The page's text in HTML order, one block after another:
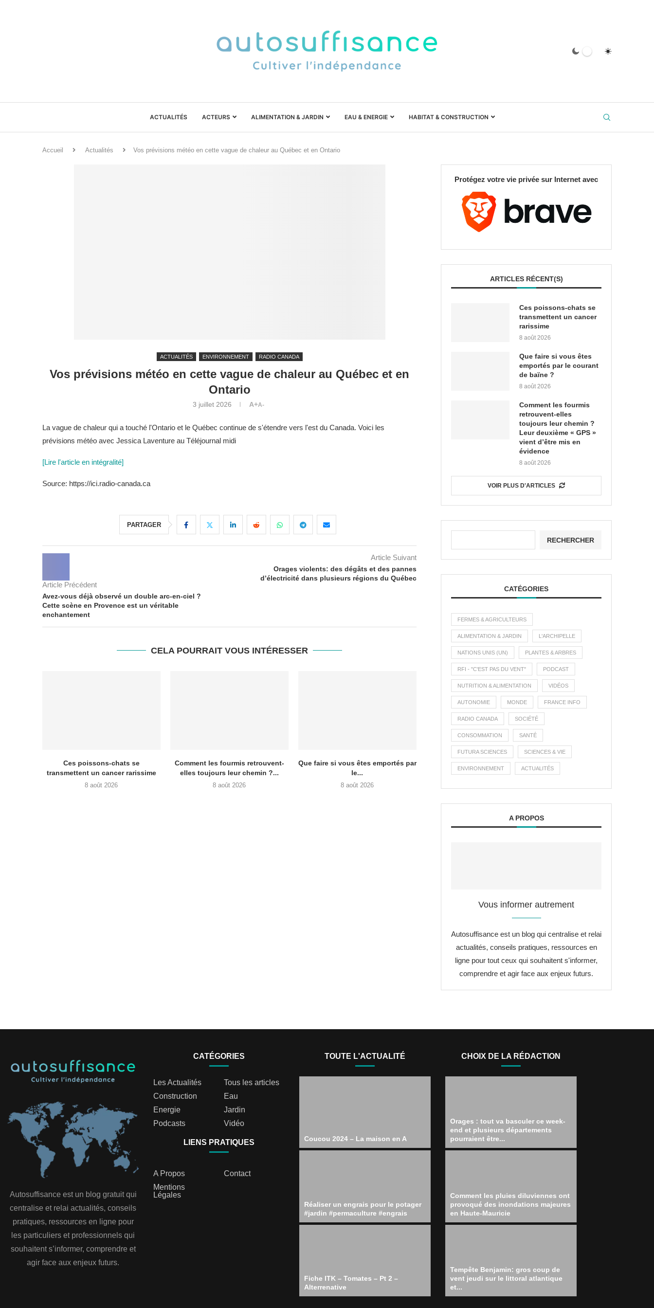
ACTUALITÉS ACTEURS ALIMENTATION & JARDIN EAU & ENERGIE HABITAT & CONSTRUCTION
Accueil Actualités Vos prévisions météo en cette vague de chaleur au Québec et en Ontario
ACTUALITÉS ENVIRONNEMENT RADIO CANADA
Vos prévisions météo en cette vague de chaleur au Québec et en
Ontario
3 juillet 2026 A+A-
La vague de chaleur qui a touché l'Ontario et le Québec continue de s'étendre vers l'est du Canada. Voici les
prévisions météo avec Jessica Laventure au Téléjournal midi
[Lire l'article en intégralité]
Source: https://ici.radio-canada.ca
PARTAGER
Article Précédent
Avez-vous déjà observé un double arc-en-ciel ?
Cette scène en Provence est un véritable
enchantement
Article Suivant
Orages violents: des dégâts et des pannes
d’électricité dans plusieurs régions du Québec
CELA POURRAIT VOUS INTÉRESSER
Ces poissons-chats se
transmettent un cancer rarissime
8 août 2026
Comment les fourmis retrouvent-
elles toujours leur chemin ?...
8 août 2026
Que faire si vous êtes emportés par
le...
8 août 2026
Protégez votre vie privée sur Internet avec
ARTICLES RÉCENT(S)
Ces poissons-chats se
transmettent un cancer
rarissime
8 août 2026
Que faire si vous êtes
emportés par le courant
de baïne ?
8 août 2026
Comment les fourmis
retrouvent-elles
toujours leur chemin ?
Leur deuxième « GPS »
vient d’être mis en
évidence
8 août 2026
VOIR PLUS D'ARTICLES
RECHERCHER
CATÉGORIES
FERMES & AGRICULTEURS
ALIMENTATION & JARDIN L'ARCHIPELLE
NATIONS UNIS (UN) PLANTES & ARBRES
RFI - "C'EST PAS DU VENT" PODCAST
NUTRITION & ALIMENTATION VIDÉOS
AUTONOMIE MONDE FRANCE INFO
RADIO CANADA SOCIÉTÉ
CONSOMMATION SANTÉ
FUTURA SCIENCES SCIENCES & VIE
ENVIRONNEMENT ACTUALITÉS
A PROPOS
Vous informer autrement
Autosuffisance est un blog qui centralise et relai
actualités, conseils pratiques, ressources en
ligne pour tout ceux qui souhaitent s'informer,
comprendre et agir face aux enjeux futurs.
Autosuffisance est un blog gratuit qui
centralise et relai actualités, conseils
pratiques, ressources en ligne pour
les particuliers et professionnels qui
souhaitent s’informer, comprendre et
agir face aux enjeux futurs.
CATÉGORIES
Les Actualités
Tous les articles
Construction
Eau
Energie
Jardin
Podcasts
Vidéo
LIENS PRATIQUES
A Propos
Contact
Mentions
Légales
TOUTE L'ACTUALITÉ
Coucou 2024 – La maison en A
Réaliser un engrais pour le potager
#jardin #permaculture #engrais
Fiche ITK – Tomates – Pt 2 –
Alterrenative
CHOIX DE LA RÉDACTION
Orages : tout va basculer ce week-
end et plusieurs départements
pourraient être...
Comment les pluies diluviennes ont
provoqué des inondations majeures
en Haute-Mauricie
Tempête Benjamin: gros coup de
vent jeudi sur le littoral atlantique
et...